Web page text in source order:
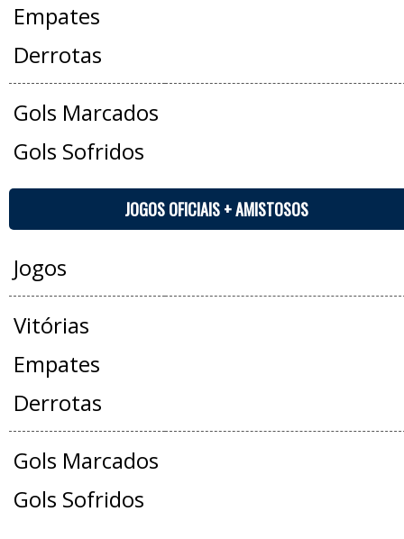
Empates
Derrotas
Gols Marcados
Gols Sofridos
JOGOS OFICIAIS + AMISTOSOS
Jogos
Vitórias
Empates
Derrotas
Gols Marcados
Gols Sofridos